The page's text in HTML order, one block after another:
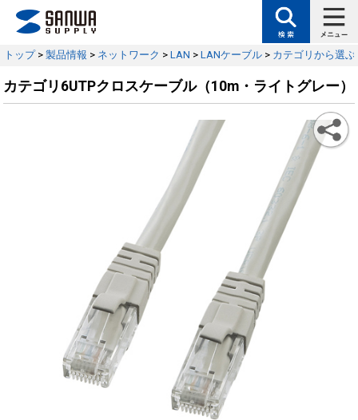
トップ> 製品情報 > ネットワーク > LAN > LANケーブル > カテゴリから選ぶ
カテゴリ6UTPクロスケーブル（10m・ライトグレー）